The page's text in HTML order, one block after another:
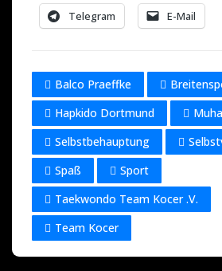
Telegram E-Mail
Balco Praeffke
Hapkido Dortmund
Selbstbehauptung
Spaß
Sport
Taekwondo Team Kocer .V.
Team Kocer